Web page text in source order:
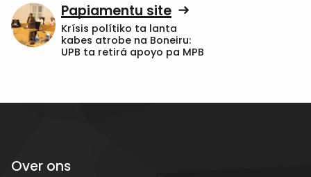
Papiamentu site
Krísis polítiko ta lanta
kabes atrobe na Boneiru:
UPB ta retirá apoyo pa MPB
Over ons